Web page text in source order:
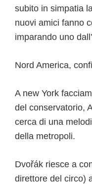
subito in simpatia
nuovi amici fanno
imparando uno
Nord America,
A new York
del conservatorio,
cerca di una
della metropoli.
Dvořák riesce a
direttore del circo)